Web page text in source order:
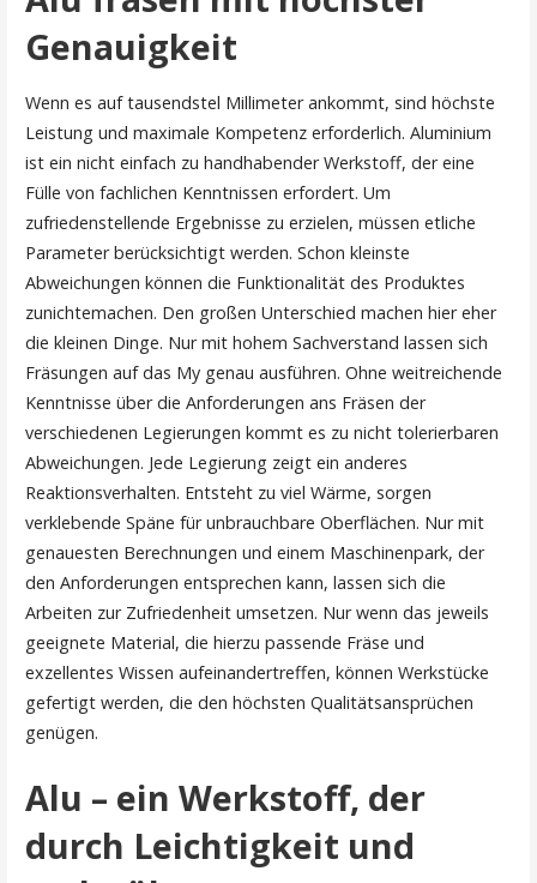
Genauigkeit
Wenn es auf tausendstel Millimeter ankommt, sind höchste
Leistung und maximale Kompetenz erforderlich. Aluminium
ist ein nicht einfach zu handhabender Werkstoff, der eine
Fülle von fachlichen Kenntnissen erfordert. Um
zufriedenstellende Ergebnisse zu erzielen, müssen etliche
Parameter berücksichtigt werden. Schon kleinste
Abweichungen können die Funktionalität des Produktes
zunichtemachen. Den großen Unterschied machen hier eher
die kleinen Dinge. Nur mit hohem Sachverstand lassen sich
Fräsungen auf das My genau ausführen. Ohne weitreichende
Kenntnisse über die Anforderungen ans Fräsen der
verschiedenen Legierungen kommt es zu nicht tolerierbaren
Abweichungen. Jede Legierung zeigt ein anderes
Reaktionsverhalten. Entsteht zu viel Wärme, sorgen
verklebende Späne für unbrauchbare Oberflächen. Nur mit
genauesten Berechnungen und einem Maschinenpark, der
den Anforderungen entsprechen kann, lassen sich die
Arbeiten zur Zufriedenheit umsetzen. Nur wenn das jeweils
geeignete Material, die hierzu passende Fräse und
exzellentes Wissen aufeinandertreffen, können Werkstücke
gefertigt werden, die den höchsten Qualitätsansprüchen
genügen.
Alu – ein Werkstoff, der
durch Leichtigkeit und